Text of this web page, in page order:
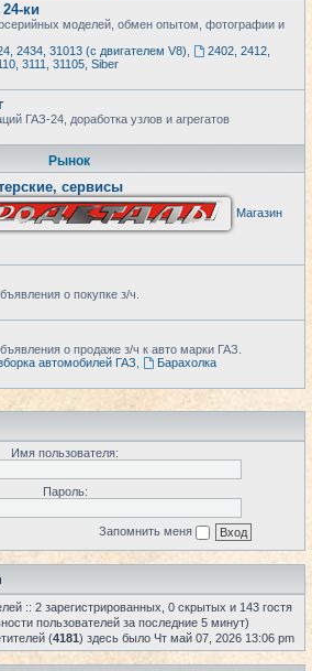
ки
моделей, обмен опытом, фотографии и
2434, 31013 (с двигателем V8)
2402, 2412,
3111, 31105, Siber
ГАЗ-24, доработка узлов и агрегатов
Рынок
сервисы
Магазин
о покупке з/ч.
о продаже з/ч к авто марки ГАЗ.
автомобилей ГАЗ
Барахолка
Имя пользователя:
Пароль:
Запомнить меня
:: 2 зарегистрированных, 0 скрытых и 143 гостя
пользователей за последние 5 минут)
(4181) здесь было Чт май 07, 2026 13:06 pm